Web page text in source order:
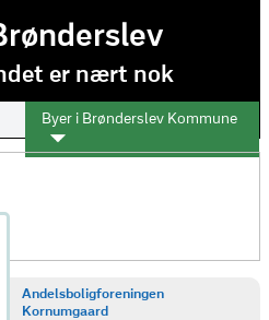
er nært nok
Byer i Brønderslev Kommune
Andelsboligforeningen
Kornumgaard